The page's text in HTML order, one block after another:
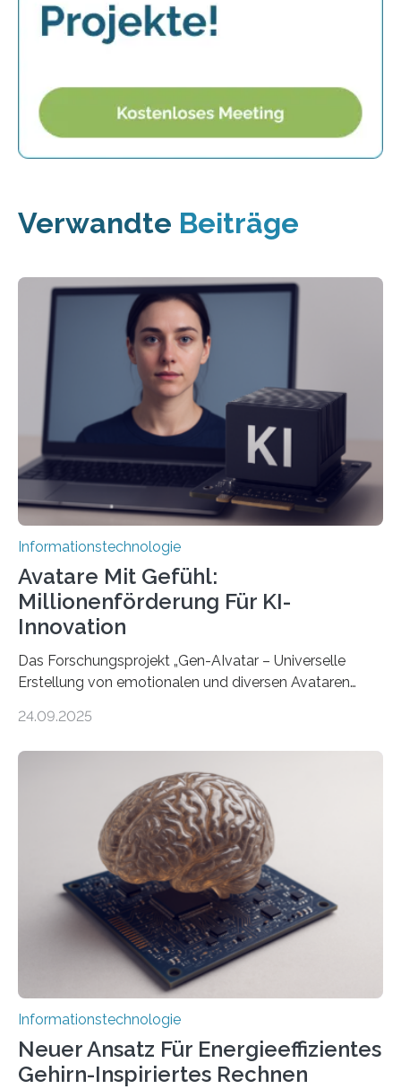
Verwandte Beiträge
Informationstechnologie
Avatare Mit Gefühl:
Millionenförderung Für KI-
Innovation
Das Forschungsprojekt „Gen-AIvatar – Universelle
Erstellung von emotionalen und diversen Avataren
Förderung in Höhe von rund 2 Millionen Euro. Dabei
der Universität Bonn und der TH Köln gemeinsam mit
der MindPort GmbH eine neuartige, KI-gestützte
Lösung zur Erzeugung von Emotionen für realistische
Avatare. Gen-AIvatar entwickelt innovative und
kosteneffiziente Methoden, um lebensechte Avatare zu
erstellen. „Besonders wichtig ist uns eine ganzheitliche
Animation, bei der Stimme, Körperbewegung, Gestik
und Mimik im Einklang sind…
24.09.2025
Informationstechnologie
Neuer Ansatz Für Energieeffizientes
Gehirn-Inspiriertes Rechnen